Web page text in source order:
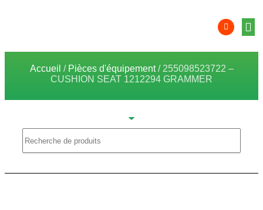
Accueil / Pièces d'équipement/ 255098523722 –
CUSHION SEAT 1212294 GRAMMER